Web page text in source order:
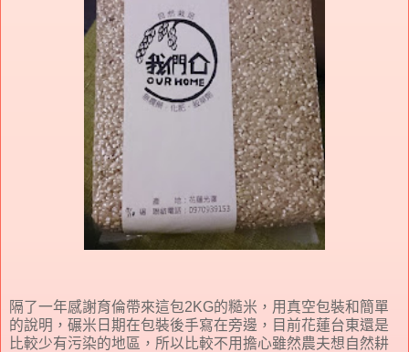
隔了一年感謝育倫帶來這包2KG的糙米，用真空包裝和簡單
的說明，碾米日期在包裝後手寫在旁邊，目前花蓮台東還是
比較少有污染的地區，所以比較不用擔心雖然農夫想自然耕